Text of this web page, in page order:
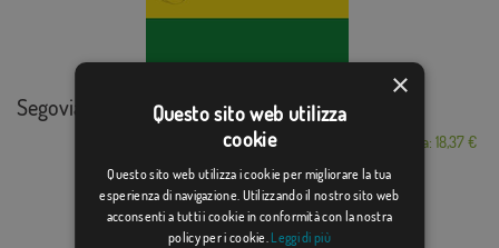
Segovia (Colombia)
Da: 18,37 €
×
Questo sito web utilizza
cookie
Questo sito web utilizza i cookie per migliorare la tua
esperienza di navigazione. Utilizzando il nostro sito web
acconsenti a tutti i cookie in conformità con la nostra
policy per i cookie. Leggi di più